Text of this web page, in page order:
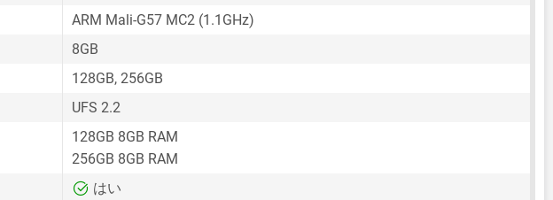
ARM Mali-G57 MC2 (1.1GHz)
8GB
128GB, 256GB
UFS 2.2
128GB 8GB RAM
256GB 8GB RAM
はい